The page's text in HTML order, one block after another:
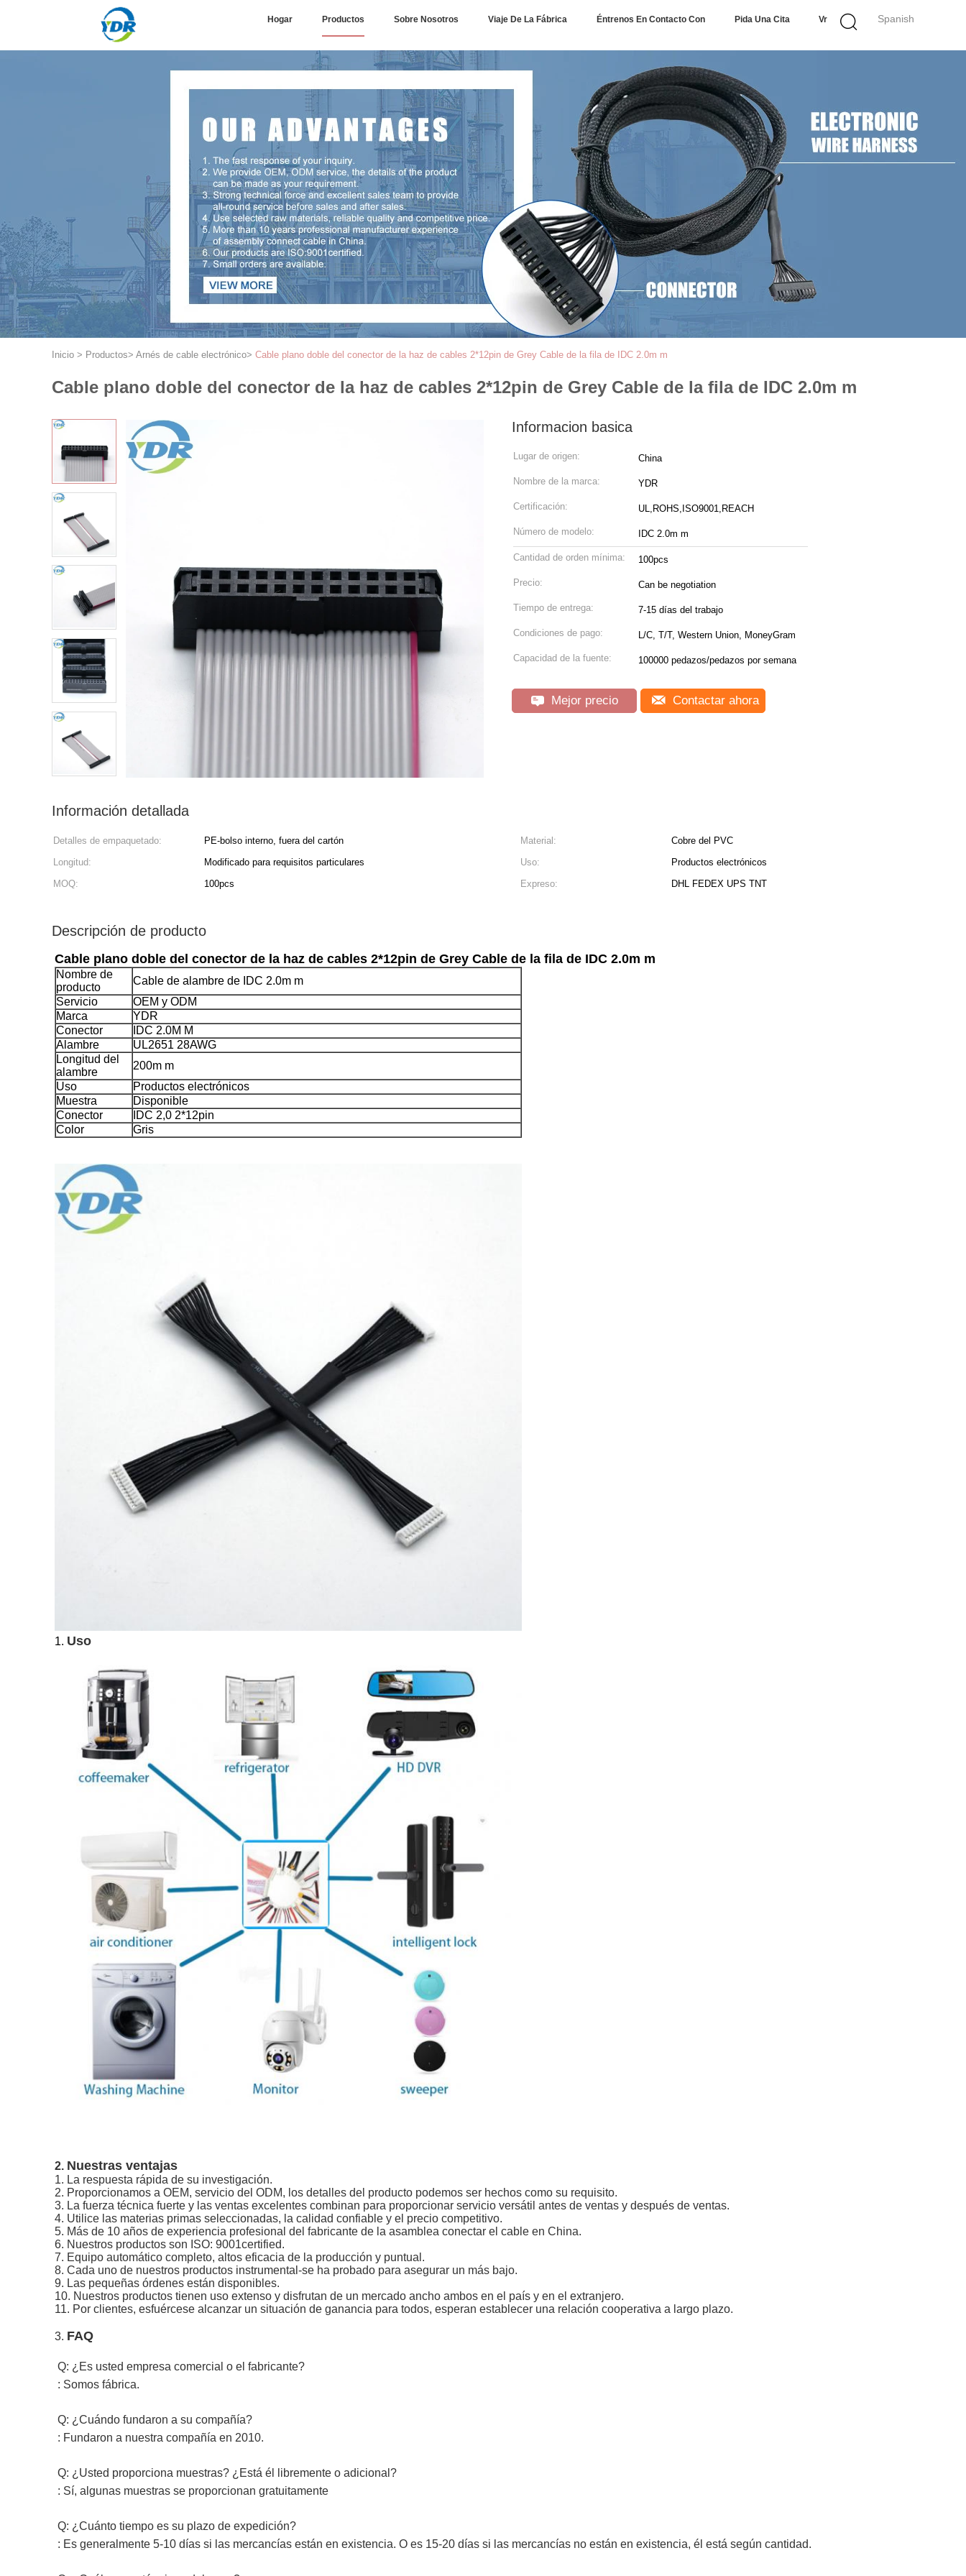
Spanish
Hogar Productos Sobre Nosotros Viaje De La Fábrica Éntrenos En Contacto Con Pida Una Cita Vr
Inicio > Productos> Arnés de cable electrónico> Cable plano doble del conector de la haz de cables 2*12pin de Grey Cable de la fila de IDC 2.0m m
Cable plano doble del conector de la haz de cables 2*12pin de Grey Cable de la fila de IDC 2.0m m
Informacion basica
Lugar de origen: China
Nombre de la marca: YDR
Certificación: UL,ROHS,ISO9001,REACH
Número de modelo: IDC 2.0m m
Cantidad de orden mínima: 100pcs
Precio: Can be negotiation
Tiempo de entrega: 7-15 días del trabajo
Condiciones de pago: L/C, T/T, Western Union, MoneyGram
Capacidad de la fuente: 100000 pedazos/pedazos por semana
Mejor precio Contactar ahora
Información detallada
Detalles de empaquetado: PE-bolso interno, fuera del cartón Material:
Cobre del PVC
Longitud:
Modificado para requisitos particulares Uso:
Productos electrónicos
MOQ:
100pcs Expreso: DHL FEDEX UPS TNT
Descripción de producto
Cable plano doble del conector de la haz de cables 2*12pin de Grey Cable de la fila de IDC 2.0m m
Nombre de
producto
Cable de alambre de IDC 2.0m m
Servicio
OEM y ODM
Marca
YDR
Conector
IDC 2.0M M
Alambre
UL2651 28AWG
Longitud del
alambre
200m m
Uso
Productos electrónicos
Muestra
Disponible
Conector
IDC 2,0 2*12pin
Color
Gris
1. Uso
2. Nuestras ventajas
1. La respuesta rápida de su investigación.
2. Proporcionamos a OEM, servicio del ODM, los detalles del producto podemos ser hechos como su requisito.
3. La fuerza técnica fuerte y las ventas excelentes combinan para proporcionar servicio versátil antes de ventas y después de ventas.
4. Utilice las materias primas seleccionadas, la calidad confiable y el precio competitivo.
5. Más de 10 años de experiencia profesional del fabricante de la asamblea conectar el cable en China.
6. Nuestros productos son ISO: 9001certified.
7. Equipo automático completo, altos eficacia de la producción y puntual.
8. Cada uno de nuestros productos instrumental-se ha probado para asegurar un más bajo.
9. Las pequeñas órdenes están disponibles.
10. Nuestros productos tienen uso extenso y disfrutan de un mercado ancho ambos en el país y en el extranjero.
11. Por clientes, esfuércese alcanzar un situación de ganancia para todos, esperan establecer una relación cooperativa a largo plazo.
3. FAQ
Q: ¿Es usted empresa comercial o el fabricante?
: Somos fábrica.
Q: ¿Cuándo fundaron a su compañía?
: Fundaron a nuestra compañía en 2010.
Q: ¿Usted proporciona muestras? ¿Está él libremente o adicional?
: Sí, algunas muestras se proporcionan gratuitamente
Q: ¿Cuánto tiempo es su plazo de expedición?
: Es generalmente 5-10 días si las mercancías están en existencia. O es 15-20 días si las mercancías no están en existencia, él está según cantidad.